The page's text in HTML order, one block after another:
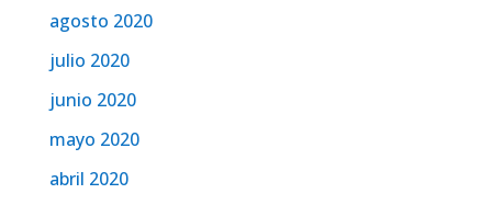
agosto 2020
julio 2020
junio 2020
mayo 2020
abril 2020